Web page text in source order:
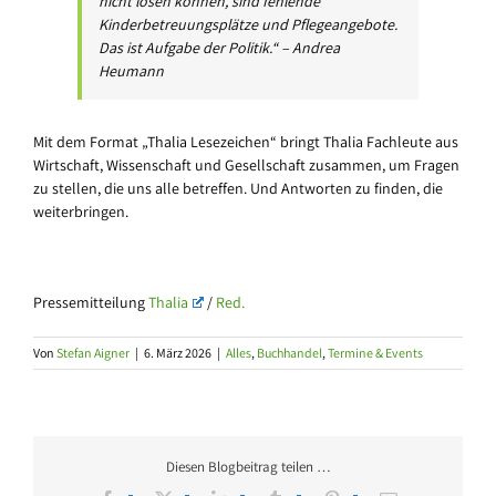
Kinderbetreuungsplätze und Pflegeangebote.
Das ist Aufgabe der Politik.“ – Andrea
Heumann
Mit dem Format „Thalia Lesezeichen“ bringt Thalia Fachleute aus
Wirtschaft, Wissenschaft und Gesellschaft zusammen, um Fragen
zu stellen, die uns alle betreffen. Und Antworten zu finden, die
weiterbringen.
PressemitteilungThalia / Red.
Von Stefan Aigner | 6. März 2026 | Alles, Buchhandel, Termine & Events
Diesen Blogbeitrag teilen …